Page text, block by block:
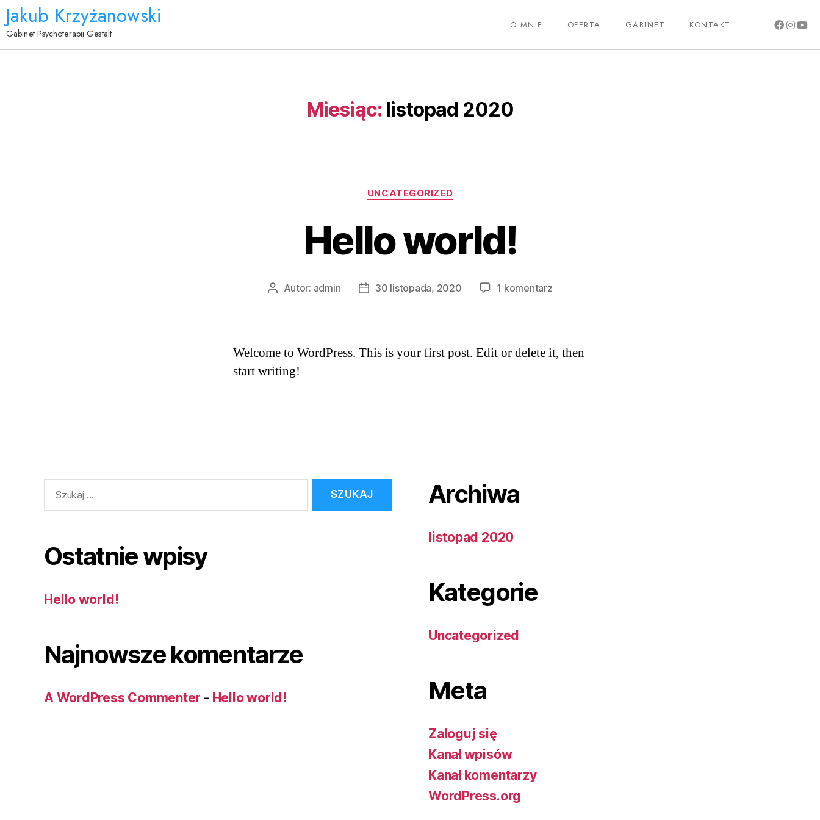
Jakub Krzyżanowski
Gabinet Psychoterapii Gestalt
O MNIE OFERTA GABINET KONTAKT
Miesiąc: listopad 2020
UNCATEGORIZED
Hello world!
Autor: admin 30 listopada, 2020 1 komentarz
Welcome to WordPress. This is your first post. Edit or delete it, then
start writing!
Ostatnie wpisy
Hello world!
Najnowsze komentarze
A WordPress Commenter - Hello world!
Archiwa
listopad 2020
Kategorie
Uncategorized
Meta
Zaloguj się
Kanał wpisów
Kanał komentarzy
WordPress.org